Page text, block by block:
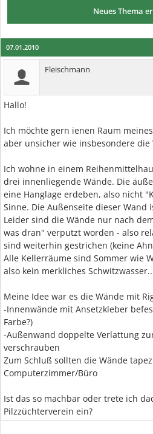
Neues Thema
07.01.2010
Fleischmann
Hallo!
Ich möchte gern ienen Raum
aber unsicher wie insbesondere die
Ich wohne in einem
drei innenliegende Wände. Die
eine Hanglage erdeben, also nicht
Sinne. Die Außenseite dieser Wand
Leider sind die Wände nur nach
was dran" verputzt worden - also
sind weiterhin gestrichen (keine
Alle Kellerräume sind Sommer wie
also kein merkliches
Meine Idee war es die Wände mit
-Innenwände mit Ansetzkleber
Farbe?)
-Außenwand doppelte Verlattung
verschrauben
Zum Schluß sollten die Wände
Computerzimmer/Büro
Ist das so machbar oder trete ich
Pilzzüchterverein ein?